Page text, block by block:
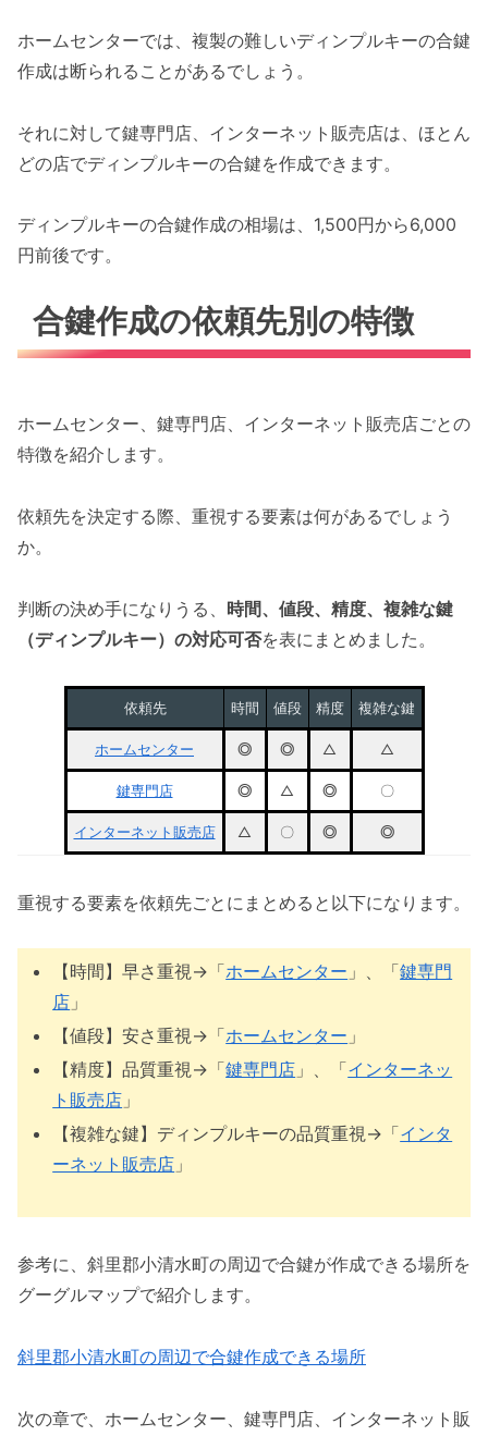
ホームセンターでは、複製の難しいディンプルキーの合鍵
作成は断られることがあるでしょう。
それに対して鍵専門店、インターネット販売店は、ほとん
どの店でディンプルキーの合鍵を作成できます。
ディンプルキーの合鍵作成の相場は、1,500円から6,000
円前後です。
合鍵作成の依頼先別の特徴
ホームセンター、鍵専門店、インターネット販売店ごとの
特徴を紹介します。
依頼先を決定する際、重視する要素は何があるでしょう
か。
判断の決め手になりうる、 時間、値段、精度、複雑な鍵
（ディンプルキー）の対応可否を表にまとめました。
依頼先 時間 値段 精度 複雑な鍵
ホームセンター ◎ ◎ △ △
鍵専門店 ◎ △ ◎ 〇
インターネット販売店 △ 〇 ◎ ◎
重視する要素を依頼先ごとにまとめると以下になります。
【時間】早さ重視→「ホームセンター 」、「鍵専門
店 」
【値段】安さ重視→「ホームセンター 」
【精度】品質重視→「鍵専門店 」、「インターネッ
ト販売店 」
【複雑な鍵】ディンプルキーの品質重視→「インタ
ーネット販売店 」
参考に、斜里郡小清水町の周辺で合鍵が作成できる場所を
グーグルマップで紹介します。
斜里郡小清水町の周辺で合鍵作成できる場所
次の章で、ホームセンター、鍵専門店、インターネット販